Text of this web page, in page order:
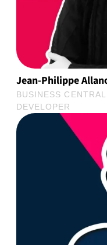
Jean-Philippe
BUSINESS
DEVELOPER